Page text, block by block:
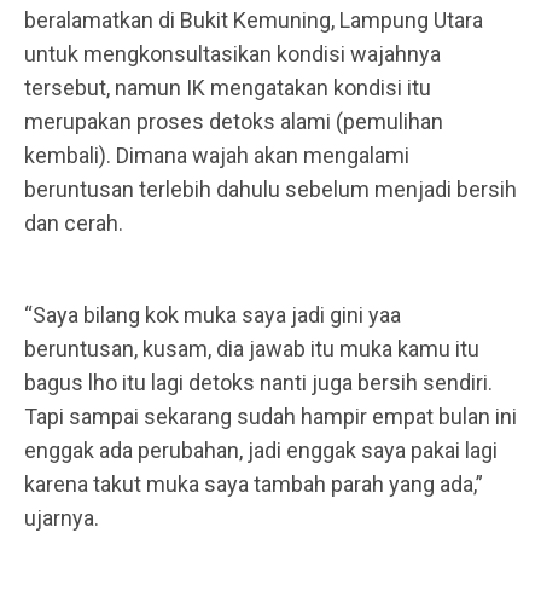
beralamatkan di Bukit Kemuning, Lampung Utara
untuk mengkonsultasikan kondisi wajahnya
tersebut, namun IK mengatakan kondisi itu
merupakan proses detoks alami (pemulihan
kembali). Dimana wajah akan mengalami
beruntusan terlebih dahulu sebelum menjadi bersih
dan cerah.
“Saya bilang kok muka saya jadi gini yaa
beruntusan, kusam, dia jawab itu muka kamu itu
bagus lho itu lagi detoks nanti juga bersih sendiri.
Tapi sampai sekarang sudah hampir empat bulan ini
enggak ada perubahan, jadi enggak saya pakai lagi
karena takut muka saya tambah parah yang ada,”
ujarnya.